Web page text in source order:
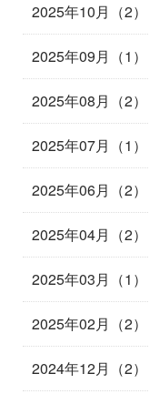
2025年10月（2）
2025年09月（1）
2025年08月（2）
2025年07月（1）
2025年06月（2）
2025年04月（2）
2025年03月（1）
2025年02月（2）
2024年12月（2）